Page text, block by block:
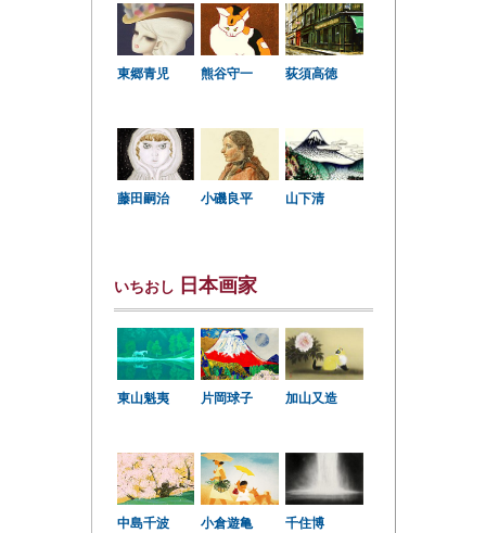
東郷青児 熊谷守一 荻須高徳
藤田嗣治 小磯良平 山下清
いちおし 日本画家
東山魁夷 片岡球子 加山又造
中島千波 小倉遊亀 千住博